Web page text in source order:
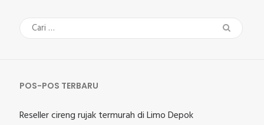
Cari
untuk:
POS-POS TERBARU
Reseller cireng rujak termurah di Limo Depok